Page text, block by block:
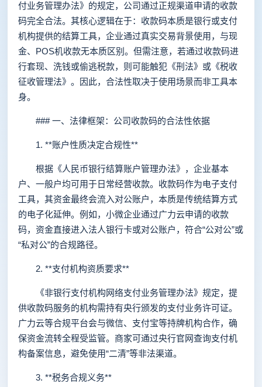
付业务管理办法》的规定，公司通过正规渠道申请的收款
码完全合法。其核心逻辑在于：收款码本质是银行或支付
机构提供的结算工具，企业通过真实交易背景使用，与现
金、POS机收款无本质区别。但需注意，若通过收款码进
行套现、洗钱或偷逃税款，则可能触犯《刑法》或《税收
征收管理法》。因此，合法性取决于使用场景而非工具本
身。
### 一、法律框架：公司收款码的合法性依据
1. **账户性质决定合规性**
根据《人民币银行结算账户管理办法》，企业基本
户、一般户均可用于日常经营收款。收款码作为电子支付
工具，其资金最终会流入对公账户，本质是传统结算方式
的电子化延伸。例如，小微企业通过广力云申请的收款
码，资金直接进入法人银行卡或对公账户，符合“公对公”或
“私对公”的合规路径。
2. **支付机构资质要求**
《非银行支付机构网络支付业务管理办法》规定，提
供收款码服务的机构需持有央行颁发的支付业务许可证。
广力云等合规平台会与微信、支付宝等持牌机构合作，确
保资金流转全程受监管。商家可通过央行官网查询支付机
构备案信息，避免使用“二清”等非法渠道。
3. **税务合规义务**